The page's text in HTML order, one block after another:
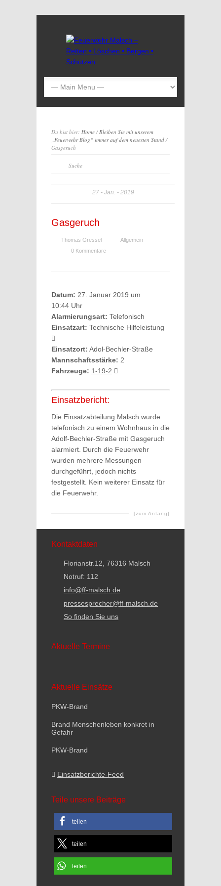
Du bist hier: Home/Bleiben Sie mit unserem
„Feuerwehr Blog“ immer auf dem neuesten Stand/
Gasgeruch
27 Jan. 2019
Gasgeruch
Thomas Gressel
Allgemein
0 Kommentare
Datum: 27. Januar 2019 um
10:44 Uhr
Alarmierungsart: Telefonisch
Einsatzart: Technische Hilfeleistung
Einsatzort: Adol-Bechler-Straße
Mannschaftsstärke: 2
Fahrzeuge: 1-19-2
Einsatzbericht:
Die Einsatzabteilung Malsch wurde
telefonisch zu einem Wohnhaus in die
Adolf-Bechler-Straße mit Gasgeruch
alarmiert. Durch die Feuerwehr
wurden mehrere Messungen
durchgeführt, jedoch nichts
festgestellt. Kein weiterer Einsatz für
die Feuerwehr.
[zum Anfang]
Kontaktdaten
Florianstr.12, 76316 Malsch
Notruf: 112
info@ff-malsch.de
pressesprecher@ff-malsch.de
So finden Sie uns
Aktuelle Termine
Aktuelle Einsätze
PKW-Brand
Brand Menschenleben konkret in
Gefahr
PKW-Brand
Einsatzberichte-Feed
Teile unsere Beiträge
teilen
teilen
teilen